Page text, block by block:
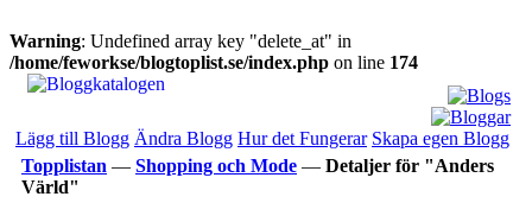
Warning: Undefined array key "delete_at" in
/home/feworkse/blogtoplist.se/index.php on line 174
Lägg till Blogg Ändra Blogg Hur det Fungerar Skapa egen Blogg
Topplistan — Shopping och Mode — Detaljer för "Anders
Värld"